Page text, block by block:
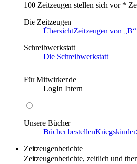
100 Zeitzeugen stellen sich vor *
Die Zeitzeugen
ÜbersichtZeitzeugen von B
Schreibwerkstatt
Die Schreibwerkstatt
Für Mitwirkende
LogIn Intern
Unsere Bücher
Bücher bestellenKriegskinder
Zeitzeugenberichte
Zeitzeugenberichte, zeitlich und